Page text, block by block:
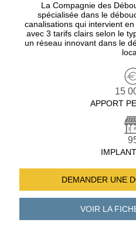
La Compagnie des
spécialisée dans le
canalisations qui intervient
avec 3 tarifs clairs selon le
un réseau innovant dans le
15
APPORT
DEMANDER UNE
VOIR LA